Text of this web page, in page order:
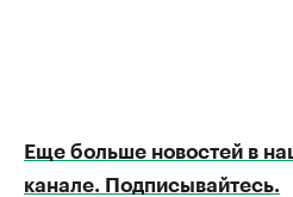
Еще больше новостей в
канале. Подписывайтесь.